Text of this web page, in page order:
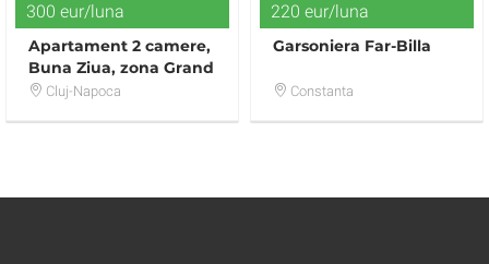
300 eur/luna
Apartament 2 camere,
Buna Ziua, zona Grand
Hotel Italia
Cluj-Napoca
220 eur/luna
Garsoniera Far-Billa
Constanta